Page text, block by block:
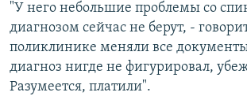
"У него небольшие проблемы со
диагнозом сейчас не берут, -
поликлинике меняли все
диагноз нигде не фигурировал,
Разумеется, платили".